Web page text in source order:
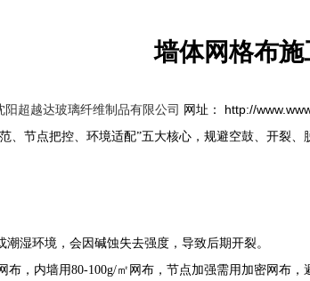
墙体网格布施
阳超越达玻璃纤维制品有限公司 网址： http://
、节点把控、环境适配”五大核心，规避空鼓、开裂、
湿环境，会因碱蚀失去强度，导致后期开裂。
，内墙用80-100g/㎡网布，节点加强需用加密网布，